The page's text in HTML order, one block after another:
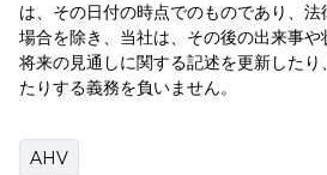
は、その日付の時点でのものであり、
場合を除き、当社は、その後の出来事や
将来の見通しに関する記述を更新した
たりする義務を負いません。
AHV